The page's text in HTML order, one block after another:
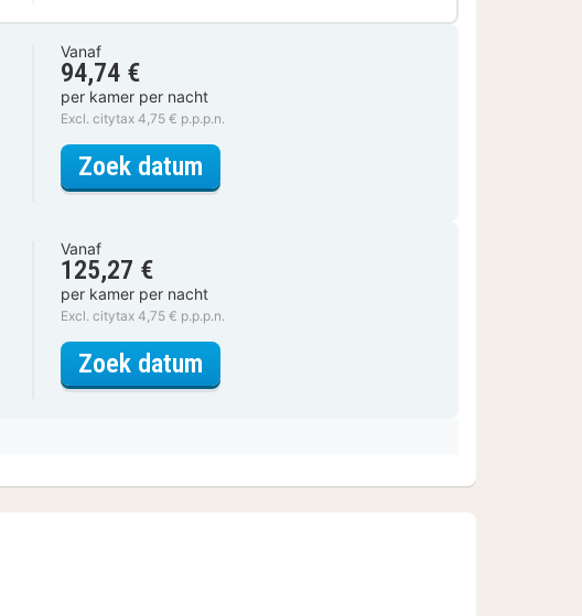
Vanaf
94,74 €
per kamer per nacht
Excl. citytax 4,75 € p.p.p.n.
Zoek datum
Vanaf
125,27 €
per kamer per nacht
Excl. citytax 4,75 € p.p.p.n.
Zoek datum